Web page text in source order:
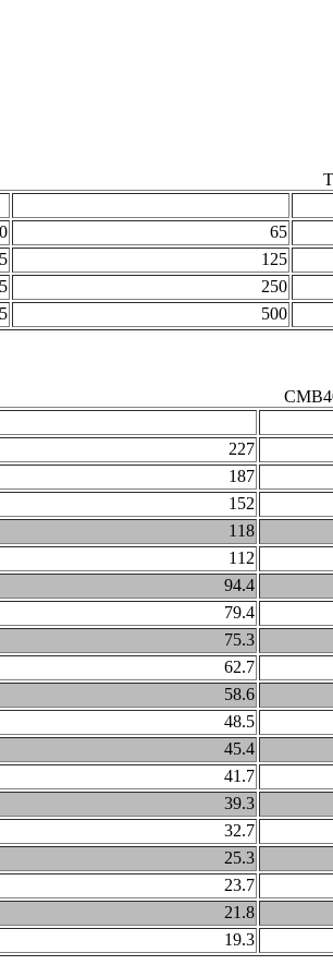
65
125
250
500
227
187
152
118
112
94.4
79.4
75.3
62.7
58.6
48.5
45.4
41.7
39.3
32.7
25.3
23.7
21.8
19.3